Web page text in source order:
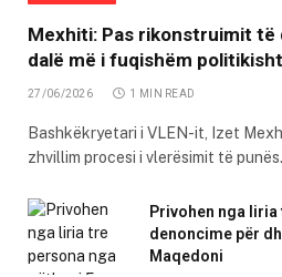
Mexhiti: Pas rikonstruimit të
dalë më i fuqishëm politikisht
27/06/2026 1 MIN READ
Bashkëkryetari i VLEN-it, Izet
zhvillim procesi i vlerësimit të
Privohen nga
denoncime për
Maqedoni